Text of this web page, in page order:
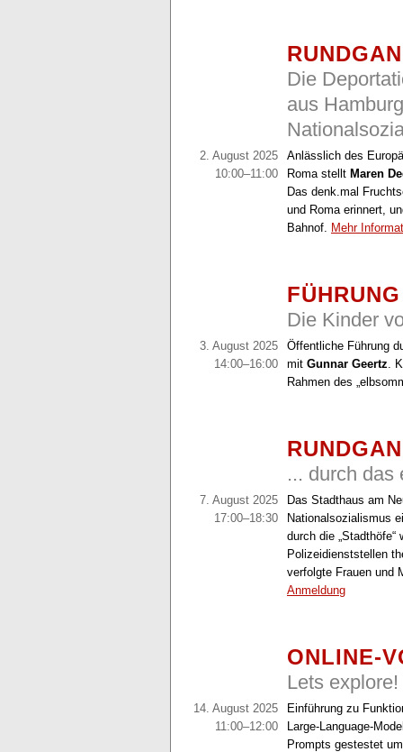
Die
aus
2. August 2025
10:00–11:00
Anlässlich des
Roma stellt Maren
Das denk.mal
und Roma erinnert,
Bahnof. Mehr
FÜHRUNG
Die Kinder
3. August 2025
14:00–16:00
Öffentliche Führung
mit Gunnar Geertz.
Rahmen des
... durch das
7. August 2025
17:00–18:30
Das Stadthaus am
Nationalsozialismus
durch die
Polizeidienststellen
verfolgte Frauen und
Anmeldung
ONLINE-
Lets
14. August 2025
11:00–12:00
Einführung zu
Large-Language-
Prompts gestestet